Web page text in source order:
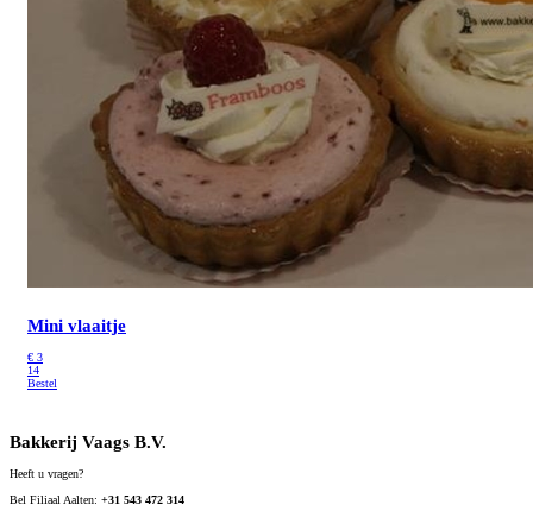
Mini vlaaitje
€ 3
14
Bestel
Bakkerij Vaags B.V.
Heeft u vragen?
Bel Filiaal Aalten: +31 543 472 314